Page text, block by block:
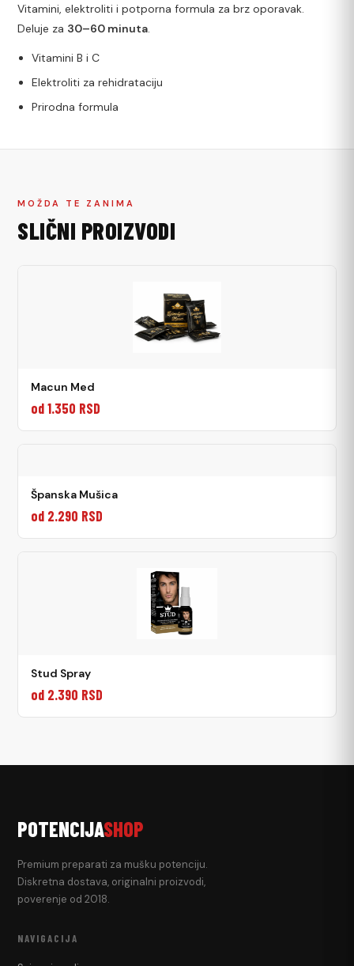
Vitamini, elektroliti i potporna formula za brz oporavak.
Deluje za 30–60 minuta
Vitamini B i C
Elektroliti za rehidrataciju
Prirodna formula
MOŽDA TE ZANIMA
SLIČNI PROIZVODI
Macun Med
od 1.350 RSD
Španska Mušica
od 2.290 RSD
Stud Spray
od 2.390 RSD
POTENCIJASHOP
Premium preparati za mušku potenciju.
Diskretna dostava, originalni proizvodi,
poverenje od 2018.
NAVIGACIJA